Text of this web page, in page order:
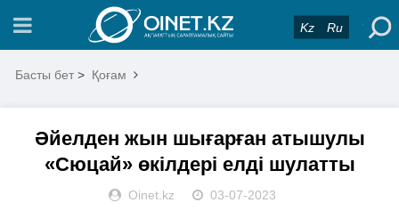
Kz Ru
Басты бет > Қоғам
Әйелден жын шығарған атышулы
«Сюцай» өкілдері елді шулатты
Oinet.kz 03-07-2023